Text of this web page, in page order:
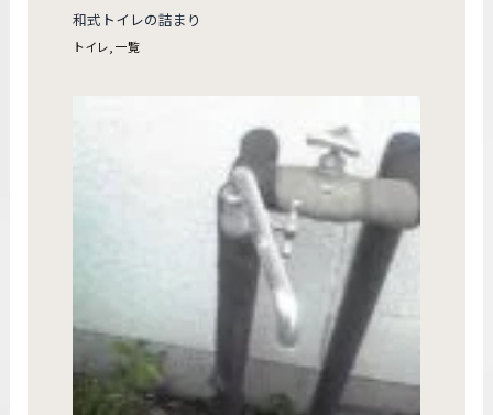
和式トイレの詰まり
トイレ,一覧